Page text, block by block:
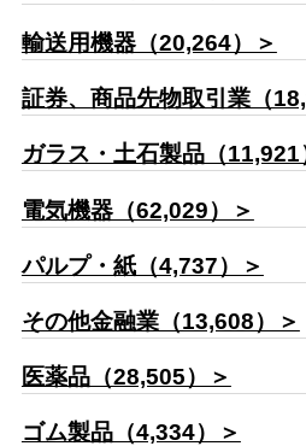
輸送用機器（20,264）＞
証券、商品先物取引業（
ガラス・土石製品（11,921
電気機器（62,029）＞
パルプ・紙（4,737）＞
その他金融業（13,608）＞
医薬品（28,505）＞
ゴム製品（4,334）＞